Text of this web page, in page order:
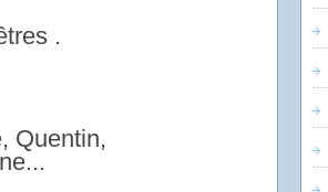
.
Quentin,